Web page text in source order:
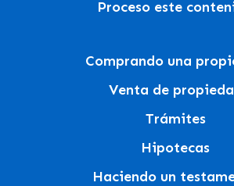
Proceso este
Comprando una
Venta de
Trámites
Hipotecas
Haciendo un